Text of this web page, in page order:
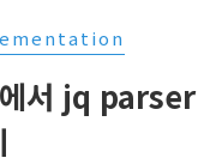
서 jq parser